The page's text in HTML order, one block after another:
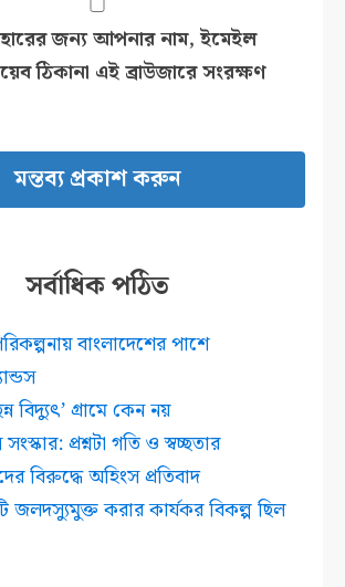
জন্য আপনার নাম, ইমেইল
ঠিকানা এই ব্রাউজারে সংরক্ষণ
সর্বাধিক পঠিত
বাংলাদেশের পাশে
বিদ্যুৎ’ গ্রামে কেন নয়
প্রশ্নটা গতি ও স্বচ্ছতার
বিরুদ্ধে অহিংস প্রতিবাদ
জলদস্যুমুক্ত করার কার্যকর বিকল্প ছিল